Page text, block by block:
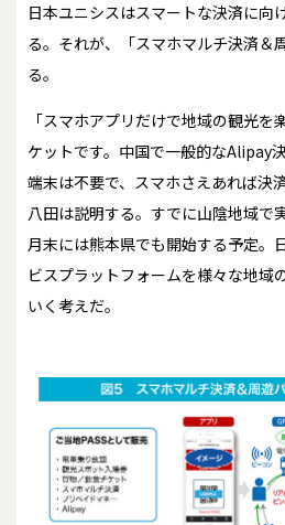
日本ユニシスはスマートな決済に向
る。それが、「スマホマルチ決済＆
る。
「スマホアプリだけで地域の観光
ケットです。中国で一般的なAlipay
端末は不要で、スマホさえあれば決
八田は説明する。すでに山陰地域で
月末には熊本県でも開始する予定。
ビスプラットフォームを様々な地域
いく考えだ。